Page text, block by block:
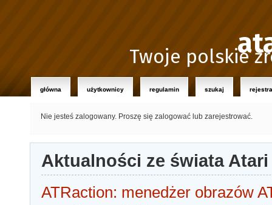
Twoje polskie
główna użytkownicy regulamin szukaj
Nie jesteś zalogowany. Proszę się zalogować lub zarejestrować.
Aktualności ze świata Atari
ATRaction: menedżer obrazów